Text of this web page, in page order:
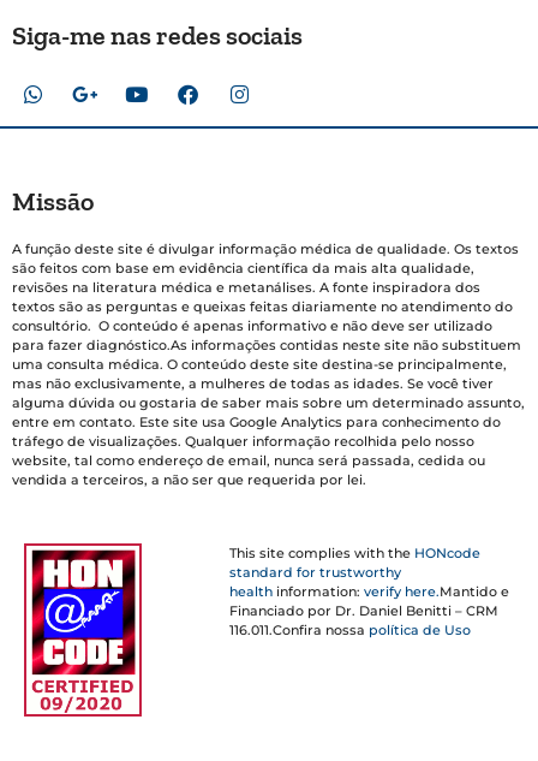
Siga-me nas redes sociais
Missão
A função deste site é divulgar informação médica de qualidade. Os textos
são feitos com base em evidência científica da mais alta qualidade,
revisões na literatura médica e metanálises. A fonte inspiradora dos
textos são as perguntas e queixas feitas diariamente no atendimento do
consultório. O conteúdo é apenas informativo e não deve ser utilizado
para fazer diagnóstico.As informações contidas neste site não substituem
uma consulta médica. O conteúdo deste site destina-se principalmente,
mas não exclusivamente, a mulheres de todas as idades. Se você tiver
alguma dúvida ou gostaria de saber mais sobre um determinado assunto,
entre em contato. Este site usa Google Analytics para conhecimento do
tráfego de visualizações. Qualquer informação recolhida pelo nosso
website, tal como endereço de email, nunca será passada, cedida ou
vendida a terceiros, a não ser que requerida por lei.
This site complies with the HONcode
standard for trustworthy
health information:verify here.Mantido e
Financiado por Dr. Daniel Benitti – CRM
116.011.Confira nossa política de Uso